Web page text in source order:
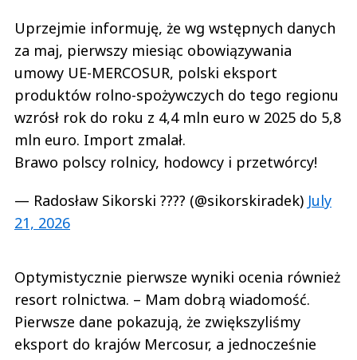
Uprzejmie informuję, że wg wstępnych danych
za maj, pierwszy miesiąc obowiązywania
umowy UE-MERCOSUR, polski eksport
produktów rolno-spożywczych do tego regionu
wzrósł rok do roku z 4,4 mln euro w 2025 do 5,8
mln euro. Import zmalał.
Brawo polscy rolnicy, hodowcy i przetwórcy!
— Radosław Sikorski ???? (@sikorskiradek) July
21, 2026
Optymistycznie pierwsze wyniki ocenia również
resort rolnictwa. – Mam dobrą wiadomość.
Pierwsze dane pokazują, że zwiększyliśmy
eksport do krajów Mercosur, a jednocześnie